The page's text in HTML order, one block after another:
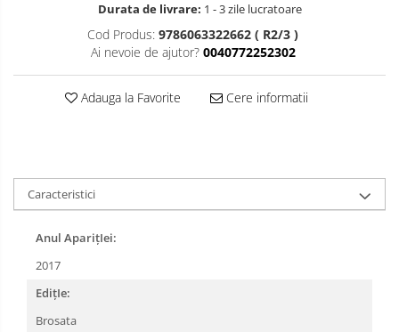
Durata de livrare: 1 - 3 zile lucratoare
Cod Produs: 9786063322662 ( R2/3 )
Ai nevoie de ajutor? 0040772252302
Adauga la Favorite Cere informatii
Caracteristici
Anul AparițIei:
2017
EdițIe:
Brosata